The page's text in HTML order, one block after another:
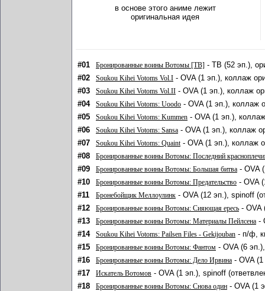
в основе этого аниме лежит
оригинальная идея
#01 Бронированные воины Вотомы [ТВ] - ТВ (52 эп.),
#02
Soukou Kihei Votoms Vol.I - OVA (1 эп.), коллаж
#03
Soukou Kihei Votoms Vol.II - OVA (1 эп.), коллаж
#04
Soukou Kihei Votoms: Uoodo - OVA (1 эп.), коллаж
#05
Soukou Kihei Votoms: Kummen - OVA (1 эп.),
#06
Soukou Kihei Votoms: Sansa - OVA (1 эп.), коллаж
#07
Soukou Kihei Votoms: Quaint- OVA (1 эп.), коллаж
#08
Бронированные воины Вотомы: Последний
#09 Бронированные воины Вотомы: Большая битва - OVA
#10
Бронированные воины Вотомы: Предательство - OVA
#11
Бронебойщик Меллоулинк - OVA (12 эп.), spinoff
#12
Бронированные воины Вотомы: Сияющая ересь - OVA
#13
Бронированные воины Вотомы: Материалы Пейлсена -
#14
Soukou Kihei Votoms: Pailsen Files - Gekijouban - п/ф,
#15
Бронированные воины Вотомы: Фантом - OVA (6
#16
Бронированные воины Вотомы: Дело Ирвина - OVA
#17
Искатель Вотомов - OVA (1 эп.), spinoff
#18
Бронированные воины Вотомы: Снова один - OVA (1